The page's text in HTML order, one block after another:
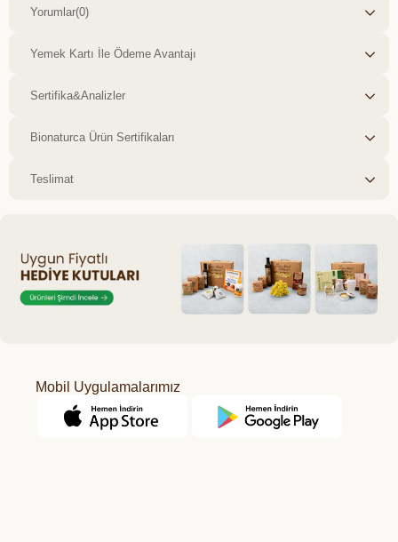
Yorumlar(0)
Yemek Kartı İle Ödeme Avantajı
Sertifika&Analizler
Bionaturca Ürün Sertifikaları
Teslimat
Mobil Uygulamalarımız